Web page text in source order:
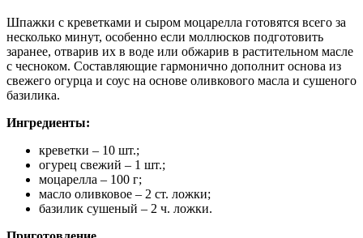
Шпажки с креветками и сыром моцарелла готовятся всего за
несколько минут, особенно если моллюсков подготовить
заранее, отварив их в воде или обжарив в растительном масле
с чесноком. Составляющие гармонично дополнит основа из
свежего огурца и соус на основе оливкового масла и сушеного
базилика.
Ингредиенты:
креветки – 10 шт.;
огурец свежий – 1 шт.;
моцарелла – 100 г;
масло оливковое – 2 ст. ложки;
базилик сушеный – 2 ч. ложки.